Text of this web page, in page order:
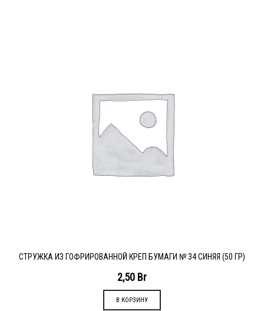
СТРУЖКА ИЗ ГОФРИРОВАННОЙ КРЕП БУМАГИ № 34 СИНЯЯ (50 ГР)
2,50 Br
В КОРЗИНУ